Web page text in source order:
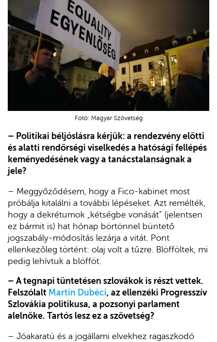
Fotó: Magyar Szövetség
– Politikai béljóslásra kérjük: a rendezvény előtti
és alatti rendőrségi viselkedés a hatósági fellépés
keményedésének vagy a tanácstalanságnak a
jele?
– Meggyőződésem, hogy a Fico-kabinet most
próbálja kitalálni a további lépéseket. Azt remélték,
hogy a dekrétumok „kétségbe vonását” (jelentsen
ez bármit is) hat hónap börtönnel büntető
jogszabály-módosítás lezárja a vitát. Pont
ellenkezőleg történt: olaj volt a tűzre. Blöfföltek, mi
pedig lehívtuk a blöfföt.
– A tegnapi tüntetésen szlovákok is részt vettek.
Felszólalt Martin Dubéci, az ellenzéki Progresszív
Szlovákia politikusa, a pozsonyi parlament
alelnöke. Tartós lesz ez a szövetség?
– Jóakaratú és a jogállami elvekhez ragaszkodó